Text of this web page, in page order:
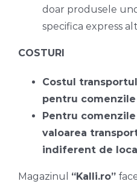
doar produsele
specifica express
COSTURI
Costul
pentru
Pentru
valoarea
indiferent de
Magazinul “Kalli.ro”